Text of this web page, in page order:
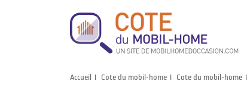
Accueil Cote du mobil-home Cote du mobil-home